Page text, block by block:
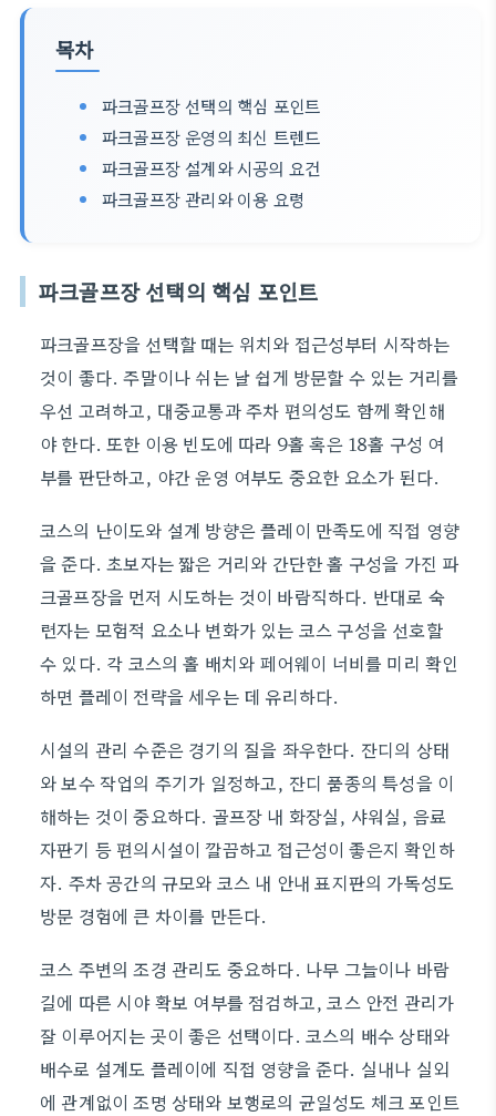
목차
파크골프장 선택의 핵심 포인트
파크골프장 운영의 최신 트렌드
파크골프장 설계와 시공의 요건
파크골프장 관리와 이용 요령
파크골프장 선택의 핵심 포인트
파크골프장을 선택할 때는 위치와 접근성부터 시작하는
것이 좋다. 주말이나 쉬는 날 쉽게 방문할 수 있는 거리를
우선 고려하고, 대중교통과 주차 편의성도 함께 확인해
야 한다. 또한 이용 빈도에 따라 9홀 혹은 18홀 구성 여
부를 판단하고, 야간 운영 여부도 중요한 요소가 된다.
코스의 난이도와 설계 방향은 플레이 만족도에 직접 영향
을 준다. 초보자는 짧은 거리와 간단한 홀 구성을 가진 파
크골프장을 먼저 시도하는 것이 바람직하다. 반대로 숙
련자는 모험적 요소나 변화가 있는 코스 구성을 선호할
수 있다. 각 코스의 홀 배치와 페어웨이 너비를 미리 확인
하면 플레이 전략을 세우는 데 유리하다.
시설의 관리 수준은 경기의 질을 좌우한다. 잔디의 상태
와 보수 작업의 주기가 일정하고, 잔디 품종의 특성을 이
해하는 것이 중요하다. 골프장 내 화장실, 샤워실, 음료
자판기 등 편의시설이 깔끔하고 접근성이 좋은지 확인하
자. 주차 공간의 규모와 코스 내 안내 표지판의 가독성도
방문 경험에 큰 차이를 만든다.
코스 주변의 조경 관리도 중요하다. 나무 그늘이나 바람
길에 따른 시야 확보 여부를 점검하고, 코스 안전 관리가
잘 이루어지는 곳이 좋은 선택이다. 코스의 배수 상태와
배수로 설계도 플레이에 직접 영향을 준다. 실내나 실외
에 관계없이 조명 상태와 보행로의 균일성도 체크 포인트